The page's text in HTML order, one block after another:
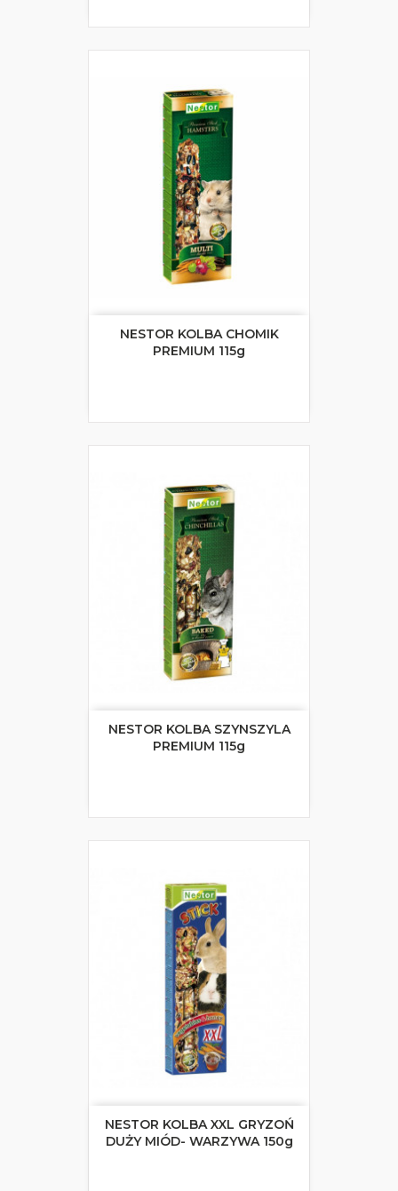
NESTOR KOLBA CHOMIK
PREMIUM 115g
NESTOR KOLBA SZYNSZYLA
PREMIUM 115g
NESTOR KOLBA XXL GRYZOŃ
DUŻY MIÓD- WARZYWA 150g